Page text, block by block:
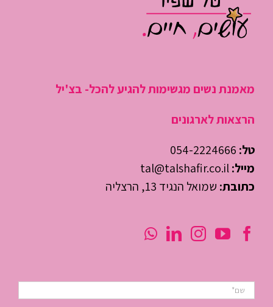
מאמנת נשים מגשימות להגיע להכל- בצ'יל
הרצאות לארגונים
טל: 054-2224666
מייל:tal@talshafir.co.il
כתובת: שמואל הנגיד 13, הרצליה